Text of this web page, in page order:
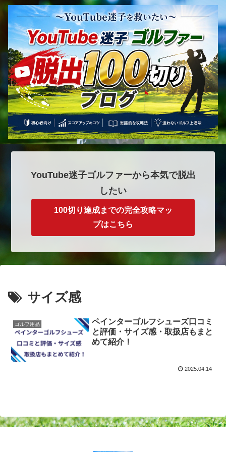
YouTube迷子ゴルファーから本気で脱出
したい
100切り達成までの完全攻略マッ
プはこちら
サイズ感
ゴルフ用品
ペインターゴルフシューズ口コミ
と評価・サイズ感・取扱店もまと
めて紹介！
2025.04.14